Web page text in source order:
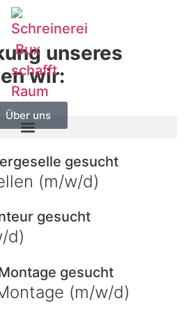
unseres
wir:
Über uns
(m/w/d)
d)
(m/w/d)